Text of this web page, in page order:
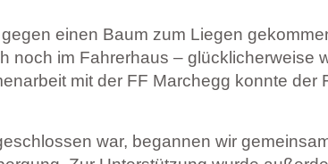
einen Baum zum Liegen
noch im Fahrerhaus – glücklicherweise
mit der FF Marchegg konnte der
war, begannen wir